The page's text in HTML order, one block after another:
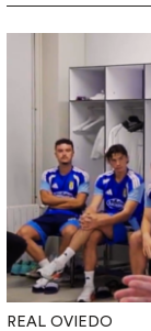
REAL OVIEDO